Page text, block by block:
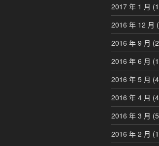
2017 年 1 月
2016 年 12 月
2016 年 9 月
2016 年 6 月
2016 年 5 月
2016 年 4 月
2016 年 3 月
2016 年 2 月